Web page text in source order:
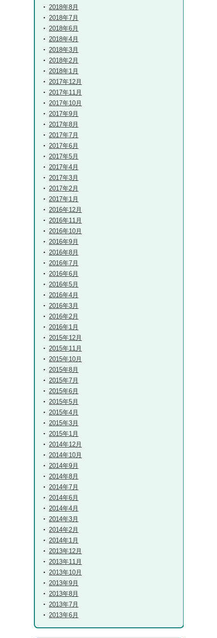
2018年8月
2018年7月
2018年6月
2018年4月
2018年3月
2018年2月
2018年1月
2017年12月
2017年11月
2017年10月
2017年9月
2017年8月
2017年7月
2017年6月
2017年5月
2017年4月
2017年3月
2017年2月
2017年1月
2016年12月
2016年11月
2016年10月
2016年9月
2016年8月
2016年7月
2016年6月
2016年5月
2016年4月
2016年3月
2016年2月
2016年1月
2015年12月
2015年11月
2015年10月
2015年8月
2015年7月
2015年6月
2015年5月
2015年4月
2015年3月
2015年1月
2014年12月
2014年10月
2014年9月
2014年8月
2014年7月
2014年6月
2014年4月
2014年3月
2014年2月
2014年1月
2013年12月
2013年11月
2013年10月
2013年9月
2013年8月
2013年7月
2013年6月